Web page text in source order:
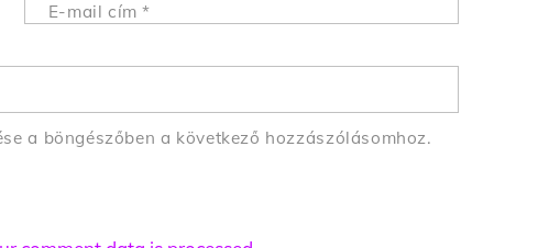
E-mail cím*
a böngészőben a következő hozzászólásomhoz.